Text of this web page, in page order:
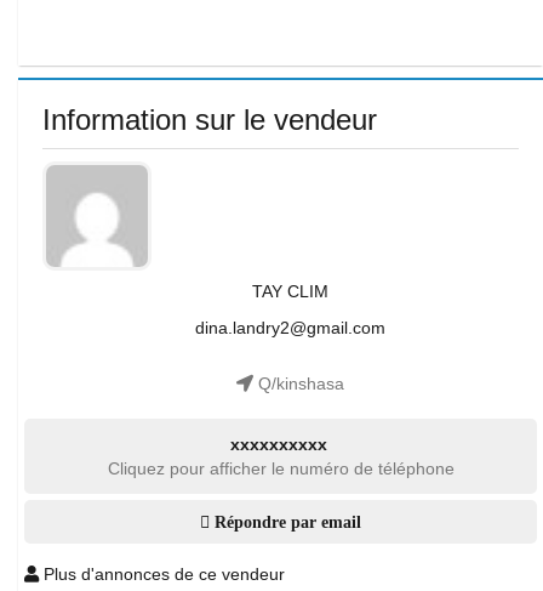
Information sur le vendeur
TAY CLIM
dina.landry2@gmail.com
Q/kinshasa
xxxxxxxxxx
Cliquez pour afficher le numéro de téléphone
Répondre par email
Plus d'annonces de ce vendeur